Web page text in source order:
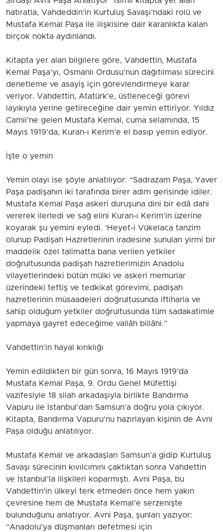
hatıratla, Vahdeddin’in Kurtuluş Savaşı’ndaki rolü ve
Mustafa Kemal Paşa ile ilişkisine dair karanlıkta kalan
birçok nokta aydınlandı.
Kitapta yer alan bilgilere göre, Vahdettin, Mustafa
Kemal Paşa’yı, Osmanlı Ordusu’nun dağıtılması sürecini
denetleme ve asayiş için görevlendirmeye karar
veriyor. Vahdettin, Atatürk’e, üstleneceği görevi
layıkıyla yerine getireceğine dair yemin ettiriyor. Yıldız
Camii’ne gelen Mustafa Kemal, cuma selamında, 15
Mayıs 1919’da, Kuran-ı Kerim’e el basıp yemin ediyor.
İşte o yemin
Yemin olayı ise şöyle anlatılıyor: “Sadrazam Paşa, Yaver
Paşa padişahın iki tarafında birer adım gerisinde idiler.
Mustafa Kemal Paşa askeri duruşuna dini bir edâ dahi
vererek ilerledi ve sağ elini Kuran-ı Kerim’in üzerine
koyarak şu yemini eyledi. ‘Heyet-i Vükelaca tanzim
olunup Padişah Hazretlerinin iradesine sunulan yirmi bir
maddelik özel talimatta bana verilen yetkiler
doğrultusunda padişah hazretlerimizin Anadolu
vilayetlerindeki bütün mülki ve askeri memurlar
üzerindeki teftiş ve tedkikat görevimi, padişah
hazretlerinin müsaadeleri doğrultusunda iftiharla ve
sahip olduğum yetkiler doğrultusunda tüm sadakatimle
yapmaya gayret edeceğime vallâh billâhi.”
Vahdettin’in hayal kırıklığı
Yemin edildikten bir gün sonra, 16 Mayıs 1919’da
Mustafa Kemal Paşa, 9. Ordu Genel Müfettişi
vazifesiyle 18 silah arkadaşıyla birlikte Bandırma
Vapuru ile İstanbul’dan Samsun’a doğru yola çıkıyor.
Kitapta, Bandırma Vapuru’nu hazırlayan kişinin de Avni
Paşa olduğu anlatılıyor.
Mustafa Kemal ve arkadaşları Samsun’a gidip Kurtuluş
Savaşı sürecinin kıvılcımını çaktıktan sonra Vahdettin
ve İstanbul’la ilişkileri koparmıştı. Avni Paşa, bu
Vahdettin’in ülkeyi terk etmeden önce hem yakın
çevresine hem de Mustafa Kemal’e serzenişte
bulunduğunu anlatıyor. Avni Paşa, şunları yazıyor:
“Anadolu’ya düşmanları defetmesi için